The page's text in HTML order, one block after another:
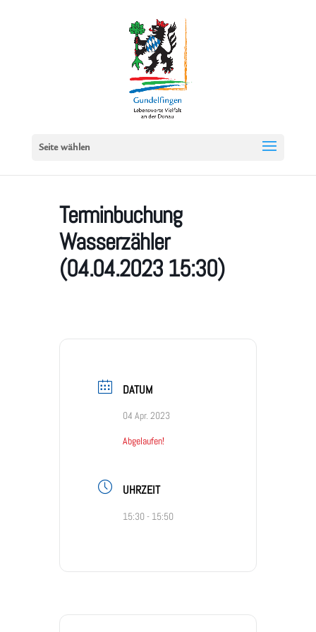
Seite wählen
Terminbuchung
Wasserzähler
(04.04.2023 15:30)
DATUM
04 Apr. 2023
Abgelaufen!
UHRZEIT
15:30 - 15:50